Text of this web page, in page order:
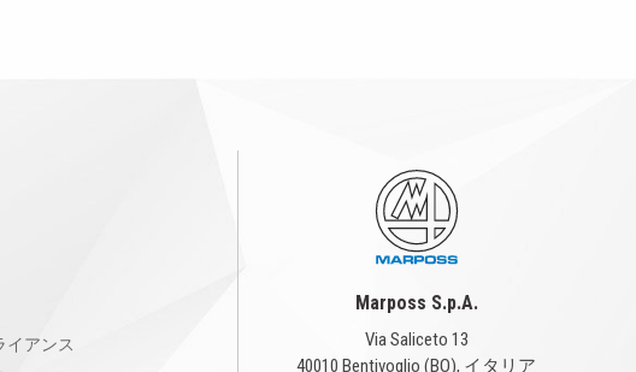
Marposs S.p.A.
Via Saliceto 13
40010 Bentivoglio (BO), イタリア
イアンス